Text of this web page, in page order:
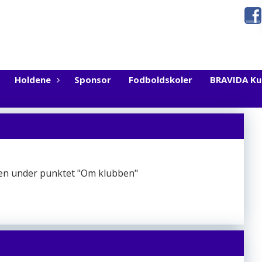
Holdene Sponsor Fodboldskoler BRAVIDA
under punktet "Om klubben"